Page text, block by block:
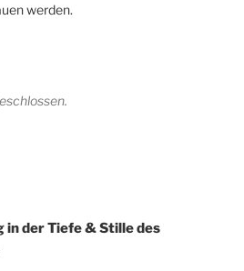
werden.
in der Tiefe & Stille des